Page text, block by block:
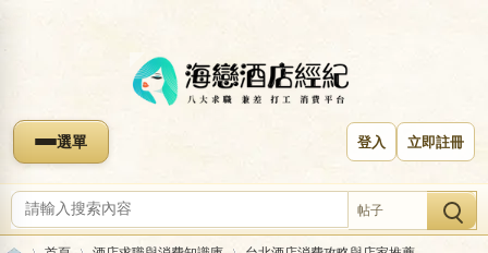
選單 登入 立即註冊
帖子